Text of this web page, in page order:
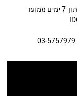
ניתן להחליף או להחזיר תכשיטים שניקנו באתר תוך 7 ימים ממועד